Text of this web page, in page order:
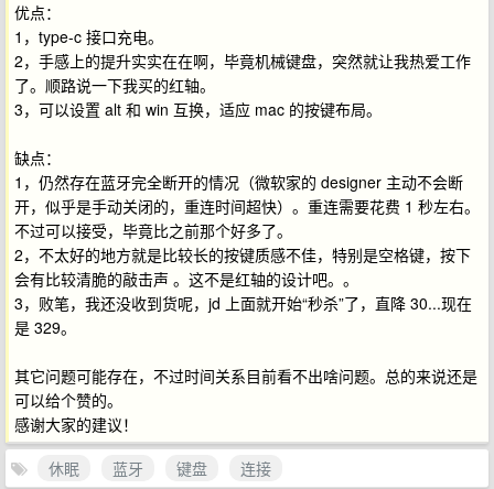
优点：
1，type-c 接口充电。
2，手感上的提升实实在在啊，毕竟机械键盘，突然就让我热爱工作
了。顺路说一下我买的红轴。
3，可以设置 alt 和 win 互换，适应 mac 的按键布局。
缺点：
1，仍然存在蓝牙完全断开的情况（微软家的 designer 主动不会断
开，似乎是手动关闭的，重连时间超快）。重连需要花费 1 秒左右。
不过可以接受，毕竟比之前那个好多了。
2，不太好的地方就是比较长的按键质感不佳，特别是空格键，按下
会有比较清脆的敲击声 。这不是红轴的设计吧。。
3，败笔，我还没收到货呢，jd 上面就开始“秒杀”了，直降 30...现在
是 329。
其它问题可能存在，不过时间关系目前看不出啥问题。总的来说还是
可以给个赞的。
感谢大家的建议！
休眠
蓝牙 键盘
连接